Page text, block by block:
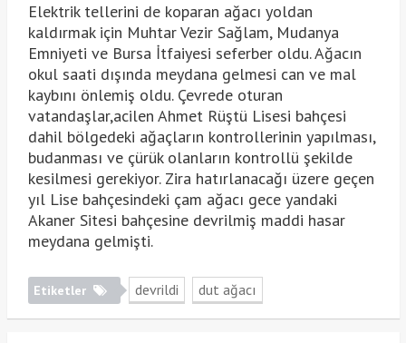
Elektrik tellerini de koparan ağacı yoldan
kaldırmak için Muhtar Vezir Sağlam, Mudanya
Emniyeti ve Bursa İtfaiyesi seferber oldu. Ağacın
okul saati dışında meydana gelmesi can ve mal
kaybını önlemiş oldu. Çevrede oturan
vatandaşlar,acilen Ahmet Rüştü Lisesi bahçesi
dahil bölgedeki ağaçların kontrollerinin yapılması,
budanması ve çürük olanların kontrollü şekilde
kesilmesi gerekiyor. Zira hatırlanacağı üzere geçen
yıl Lise bahçesindeki çam ağacı gece yandaki
Akaner Sitesi bahçesine devrilmiş maddi hasar
meydana gelmişti.
Etiketler devrildi dut ağacı